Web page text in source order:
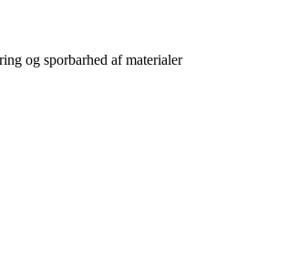
og sporbarhed af materialer